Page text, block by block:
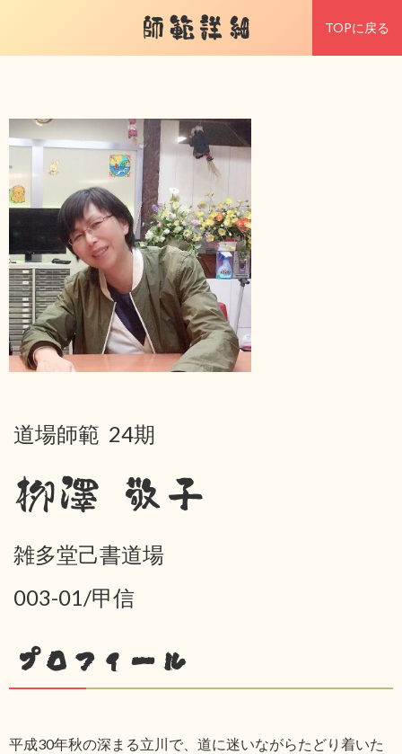
師範詳細 TOPに戻る
道場師範 24期
栁澤 敬子
雑多堂己書道場
003-01/甲信
プロフィール
平成30年秋の深まる立川で、道に迷いながらたどり着いた